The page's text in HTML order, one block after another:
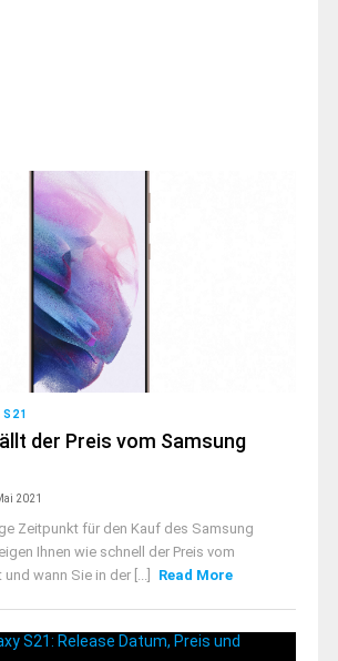
S21
der Preis vom Samsung
2021
Zeitpunkt für den Kauf des Samsung
Ihnen wie schnell der Preis vom
wann Sie in der [...]
Read More